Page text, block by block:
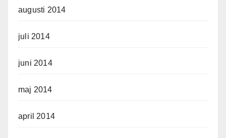
augusti 2014
juli 2014
juni 2014
maj 2014
april 2014